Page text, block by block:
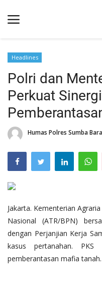
Redaksi
Lantas
Giat Ops
Polsek Jajaran
Headlines
Polri dan
Perkuat
Humas Polres Sumba
Jakarta. Kementerian
Nasional (ATR/BPN)
dengan Perjanjian Kerja
kasus pertanahan.
pemberantasan mafia tanah.